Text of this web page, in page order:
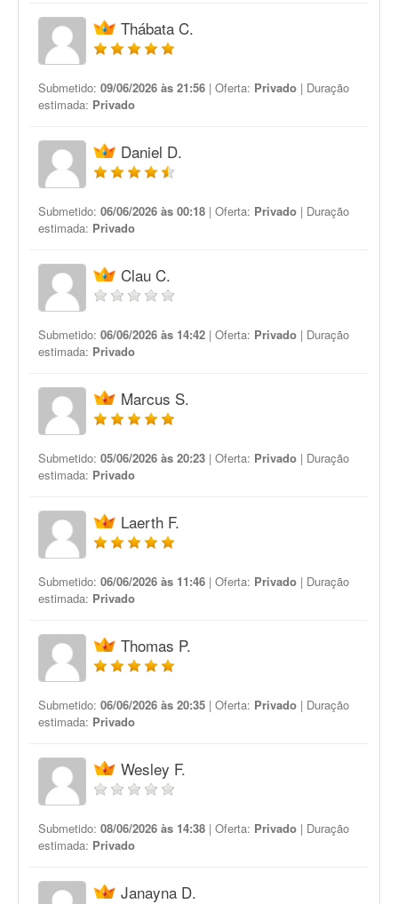
Thábata C.
Submetido: 09/06/2026 às 21:56 | Oferta: Privado | Duração
estimada: Privado
Daniel D.
Submetido: 06/06/2026 às 00:18 | Oferta: Privado | Duração
estimada: Privado
Clau C.
Submetido: 06/06/2026 às 14:42 | Oferta: Privado | Duração
estimada: Privado
Marcus S.
Submetido: 05/06/2026 às 20:23 | Oferta: Privado | Duração
estimada: Privado
Laerth F.
Submetido: 06/06/2026 às 11:46 | Oferta: Privado | Duração
estimada: Privado
Thomas P.
Submetido: 06/06/2026 às 20:35 | Oferta: Privado | Duração
estimada: Privado
Wesley F.
Submetido: 08/06/2026 às 14:38 | Oferta: Privado | Duração
estimada: Privado
Janayna D.